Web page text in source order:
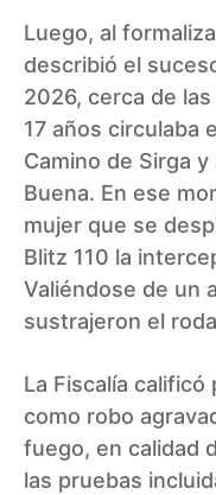
Luego, al
describió el
2026, cerca de
17 años circulaba
Camino de Sirga
Buena. En ese
mujer que se
Blitz 110 la
Valiéndose de un
sustrajeron el
La Fiscalía
como robo
fuego, en calidad
las pruebas